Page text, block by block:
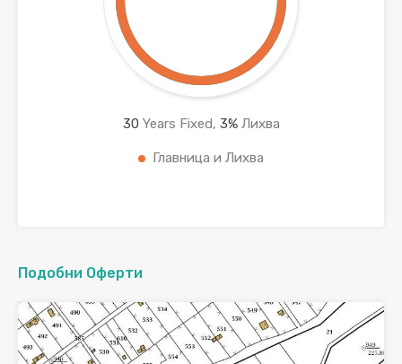
30 Years Fixed, 3%Лихва
Главница и Лихва
Подобни Оферти